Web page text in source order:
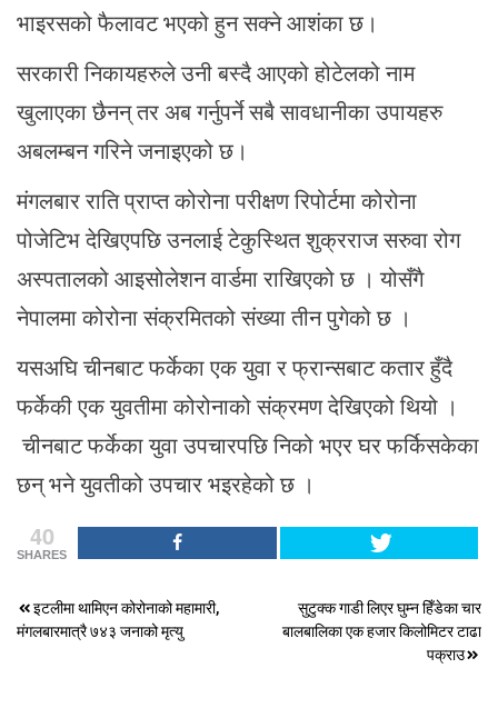
भाइरसको फैलावट भएको हुन सक्ने आशंका छ।
सरकारी निकायहरुले उनी बस्दै आएको होटेलको नाम
खुलाएका छैनन् तर अब गर्नुपर्ने सबै सावधानीका उपायहरु
अबलम्बन गरिने जनाइएको छ।
मंगलबार राति प्राप्त कोरोना परीक्षण रिपोर्टमा कोरोना
पोजेटिभ देखिएपछि उनलाई टेकुस्थित शुक्रराज सरुवा रोग
अस्पतालको आइसोलेशन वार्डमा राखिएको छ । योसँगै
नेपालमा कोरोना संक्रमितको संख्या तीन पुगेको छ ।
यसअघि चीनबाट फर्केका एक युवा र फ्रान्सबाट कतार हुँदै
फर्केकी एक युवतीमा कोरोनाको संक्रमण देखिएको थियो ।
चीनबाट फर्केका युवा उपचारपछि निको भएर घर फर्किसकेका
छन् भने युवतीको उपचार भइरहेको छ ।
40
SHARES
Post
navigation
इटलीमा थामिएन कोरोनाको महामारी,
मंगलबारमात्रै ७४३ जनाको मृत्यु
सुटुक्क गाडी लिएर घुम्न हिँडेका चार
बालबालिका एक हजार किलोमिटर टाढा
पक्राउ